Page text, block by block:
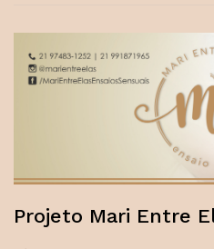
Projeto Mari Entre